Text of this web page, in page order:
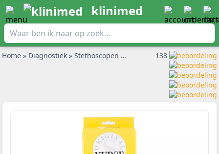
klinimed
Home » Diagnostiek » Stethoscopen » Stethoscoop Enkelzijdig
138